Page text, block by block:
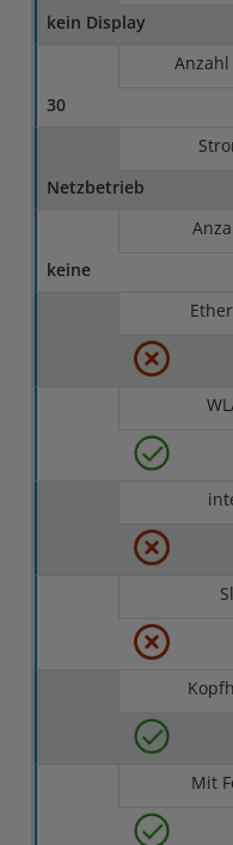
kein Display
30
Netzbetrieb
keine
Mit